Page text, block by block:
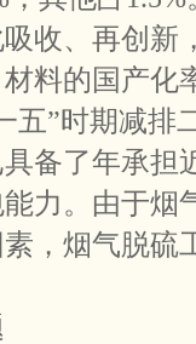
收、再创新
料的国产化
五”时期减排
备了年承担
力。由于烟
，烟气脱硫